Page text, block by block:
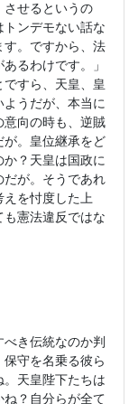
させるというの
ンデモない話な
す。ですから、法
るわけです。」
ですら、天皇、皇
うだが、本当に
意向の時も、逆賊
が。皇位継承をど
？天皇は国政に
だが。そうであれ
を忖度した上
憲法違反ではな
き伝統なのか判
守を名乗る彼ら
天皇陛下たちは
？自分らが全て